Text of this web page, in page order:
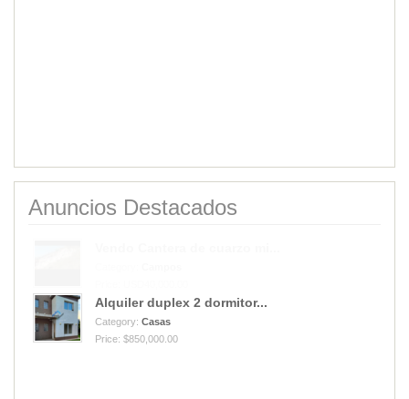
Anuncios Destacados
Alquiler duplex 2 dormitor...
Category: Casas
Price: $850,000.00